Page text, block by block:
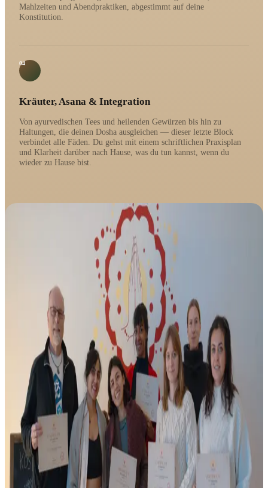
Mahlzeiten und Abendpraktiken, abgestimmt auf deine
Konstitution.
04
Kräuter, Asana & Integration
Von ayurvedischen Tees und heilenden Gewürzen bis hin zu
Haltungen, die deinen Dosha ausgleichen — dieser letzte Block
verbindet alle Fäden. Du gehst mit einem schriftlichen Praxisplan
und Klarheit darüber nach Hause, was du tun kannst, wenn du
wieder zu Hause bist.